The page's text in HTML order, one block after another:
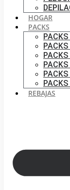
HOGAR
PACKS
PACKS
PACKS
REBAJAS